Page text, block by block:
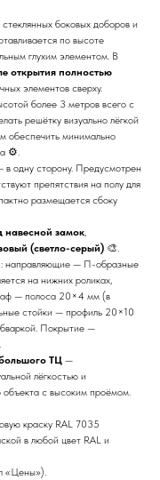
боковых доборов и
по высоте
глухим элементом. В
открытия полностью
элементов сверху.
более 3 метров всего с
решётку визуально лёгкой
обеспечить минимально
⚙️.
в одну сторону. Предусмотрен
препятствия на полу для
размещается сбоку
навесной замок,
(светло-серый) 🎨.
направляющие — П-образные
на нижних роликах,
— полоса 20×4 мм (в
стойки — профиль 20×10
Покрытие —
ТЦ —
лёгкостью и
с высоким проёмом.
краску RAL 7035
в любой цвет RAL и
«Цены»).